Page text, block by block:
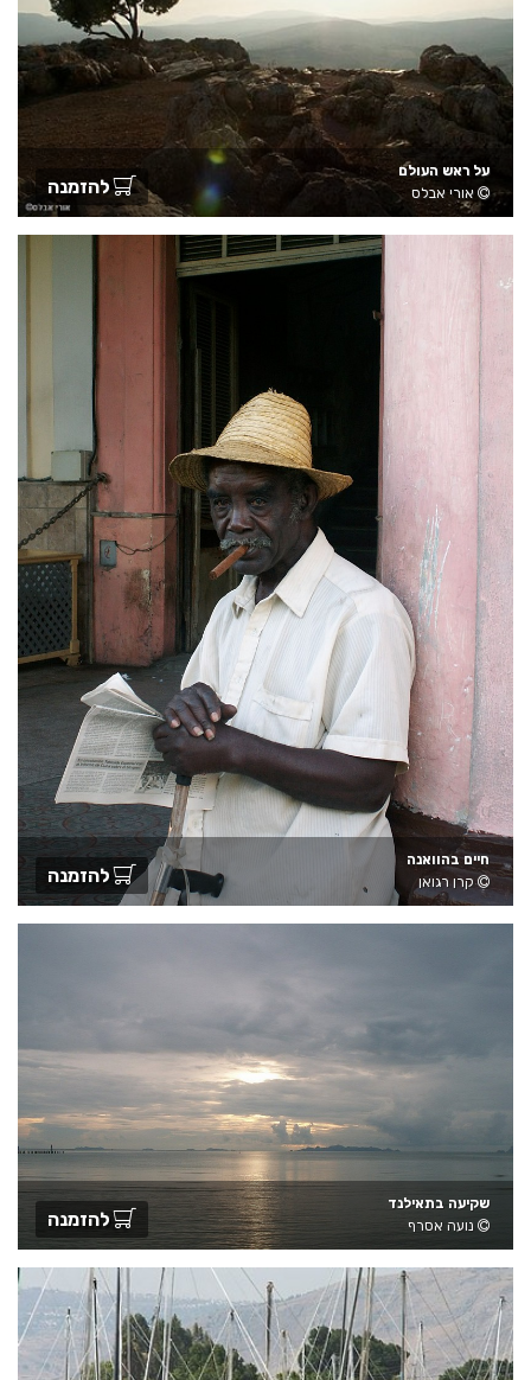
על ראש העולם
אורי אבלס
להזמנה
חיים בהוואנה
קרן רגואן
להזמנה
שקיעה בתאילנד
נועה אסרף
להזמנה